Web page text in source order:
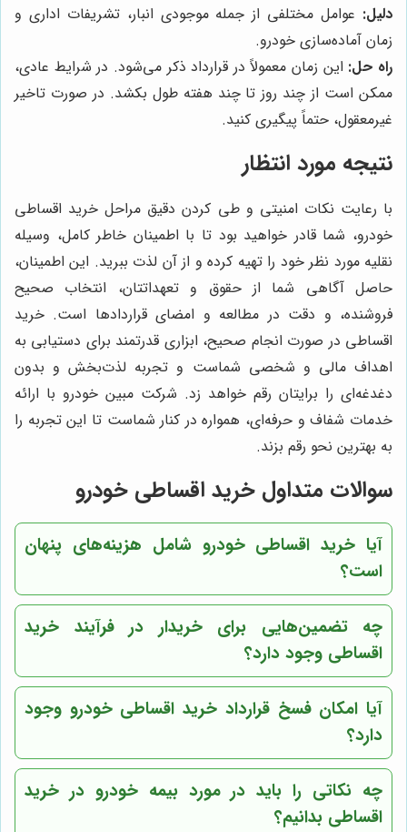
دلیل: عوامل مختلفی از جمله موجودی انبار، تشریفات اداری و
زمان آماده‌سازی خودرو.
راه حل: این زمان معمولاً در قرارداد ذکر می‌شود. در شرایط عادی،
ممکن است از چند روز تا چند هفته طول بکشد. در صورت تاخیر
غیرمعقول، حتماً پیگیری کنید.
نتیجه مورد انتظار
با رعایت نکات امنیتی و طی کردن دقیق مراحل خرید اقساطی
خودرو، شما قادر خواهید بود تا با اطمینان خاطر کامل، وسیله
نقلیه مورد نظر خود را تهیه کرده و از آن لذت ببرید. این اطمینان،
حاصل آگاهی شما از حقوق و تعهداتتان، انتخاب صحیح
فروشنده، و دقت در مطالعه و امضای قراردادها است. خرید
اقساطی در صورت انجام صحیح، ابزاری قدرتمند برای دستیابی به
اهداف مالی و شخصی شماست و تجربه لذت‌بخش و بدون
دغدغه‌ای را برایتان رقم خواهد زد. شرکت مبین خودرو با ارائه
خدمات شفاف و حرفه‌ای، همواره در کنار شماست تا این تجربه را
به بهترین نحو رقم بزند.
سوالات متداول خرید اقساطی خودرو
آیا خرید اقساطی خودرو شامل هزینه‌های پنهان
است؟
چه تضمین‌هایی برای خریدار در فرآیند خرید
اقساطی وجود دارد؟
آیا امکان فسخ قرارداد خرید اقساطی خودرو وجود
دارد؟
چه نکاتی را باید در مورد بیمه خودرو در خرید
اقساطی بدانیم؟